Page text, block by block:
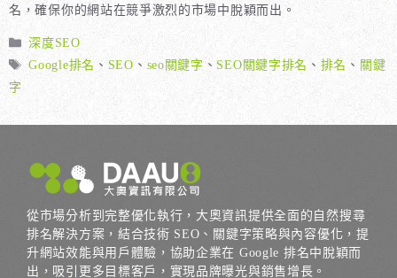
名，確保你的網站在競爭激烈的市場中脫穎而出。
分
類
深度SEO
標
Google排名 、 SEO 、 seo關鍵字 、 SEO關鍵字排名 、 排名 、 關鍵
字
從市場分析到完整優化執行，大奧資訊提供全面的自然搜尋
排名解決方案，結合技術 SEO、關鍵字策略與內容優化，提
升網站效能與用戶體驗，協助企業在 Google 排名中脫穎而
出，吸引更多目標客戶，實現品牌曝光與銷售增長。